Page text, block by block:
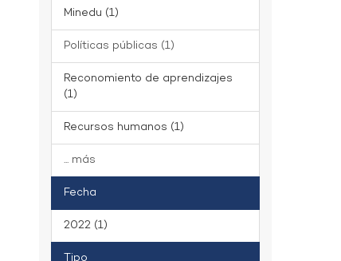
Minedu (1)
Políticas públicas (1)
Reconomiento de aprendizajes
(1)
Recursos humanos (1)
... más
Fecha
2022 (1)